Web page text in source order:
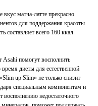
матча-латте прекрасно
для поддержания красоты
составляет всего 160 ккал.
Asahi помогут восполнить
диеты для естественной
up Slim» не только снизит
специальным компонентам и
восполнению недостаточного